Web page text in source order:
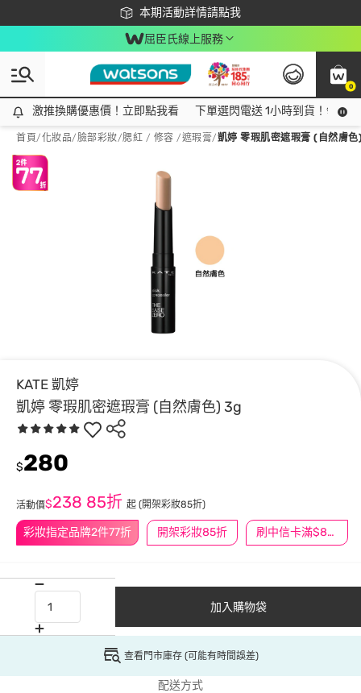
本期活動詳情請點我
下載app最高回饋$350
屈臣氏線上服務
0
激推換購優惠價！立即點我看
激推換購優惠價！立即點我看 下單選閃電送 1小時到貨！領神
首頁/化妝品/臉部彩妝/腮紅 / 修容 /遮瑕膏/凱婷 零瑕肌密遮瑕膏 (自然膚
KATE 凱婷
凱婷 零瑕肌密遮瑕膏 (自然膚色) 3g
彩妝指定品牌2件77折 開架彩妝85折 刷中信卡滿$888送3萬點
$280
活動價$238 85折 起 (開架彩妝85折)
加入購物袋
查看門市庫存 (可能有時間誤差)
配送方式